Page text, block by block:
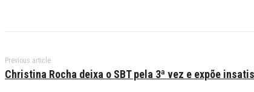
Previous article
Christina Rocha deixa o SBT pela 3ª vez e expõe